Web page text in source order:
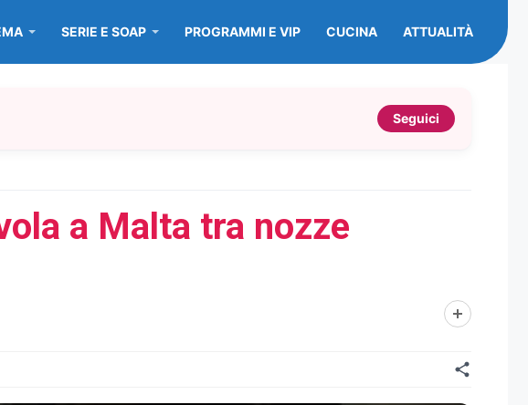
SERIE E SOAP PROGRAMMI E VIP CUCINA ATTUALITÀ
Seguici
a Malta tra nozze